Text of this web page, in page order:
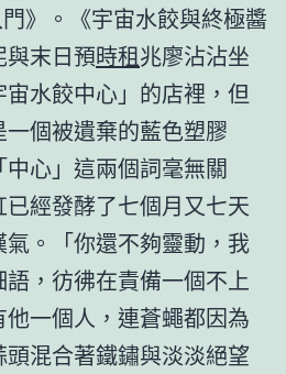
》。《宇宙水餃與終極醬
末日預時租兆廖沾沾坐
水餃中心」的店裡，但
個被遺棄的藍色塑膠
心」這兩個詞毫無關
經發酵了七個月又七天
氣。「你還不夠靈動，我
，彷彿在責備一個不上
一個人，連蒼蠅都因為
混合著鐵鏽與淡淡絕望